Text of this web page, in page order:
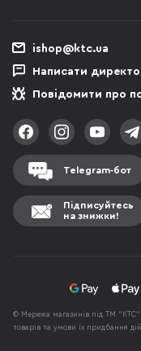
ishop@ktc.ua
Написати
Повідомити про
Telegram-бот
Підписуйтесь
на знижки!
© Мережа магазинів під ТМ "КТС"
товарів та умови їх придбання